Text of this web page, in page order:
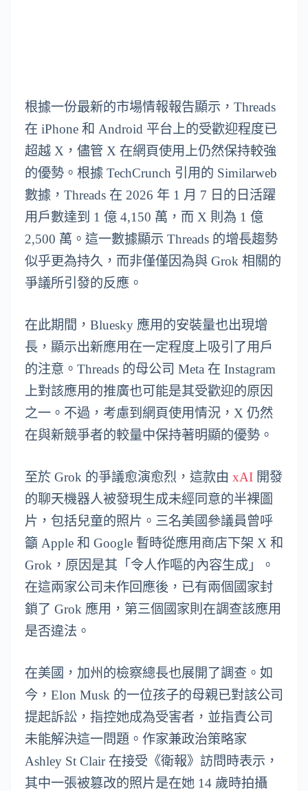
根據一份最新的市場情報報告顯示，Threads
在 iPhone 和 Android 平台上的受歡迎程度已
超越 X，儘管 X 在網頁使用上仍然保持較強
的優勢。根據 TechCrunch 引用的 Similarweb
數據，Threads 在 2026 年 1 月 7 日的日活躍
用戶數達到 1 億 4,150 萬，而 X 則為 1 億
2,500 萬。這一數據顯示 Threads 的增長趨勢
似乎更為持久，而非僅僅因為與 Grok 相關的
爭議所引發的反應。
在此期間，Bluesky 應用的安裝量也出現增
長，顯示出新應用在一定程度上吸引了用戶
的注意。Threads 的母公司 Meta 在 Instagram
上對該應用的推廣也可能是其受歡迎的原因
之一。不過，考慮到網頁使用情況，X 仍然
在與新競爭者的較量中保持著明顯的優勢。
至於 Grok 的爭議愈演愈烈，這款由 xAI 開發
的聊天機器人被發現生成未經同意的半裸圖
片，包括兒童的照片。三名美國參議員曾呼
籲 Apple 和 Google 暫時從應用商店下架 X 和
Grok，原因是其「令人作嘔的內容生成」。
在這兩家公司未作回應後，已有兩個國家封
鎖了 Grok 應用，第三個國家則在調查該應用
是否違法。
在美國，加州的檢察總長也展開了調查。如
今，Elon Musk 的一位孩子的母親已對該公司
提起訴訟，指控她成為受害者，並指責公司
未能解決這一問題。作家兼政治策略家
Ashley St Clair 在接受《衛報》訪問時表示，
其中一張被篡改的照片是在她 14 歲時拍攝